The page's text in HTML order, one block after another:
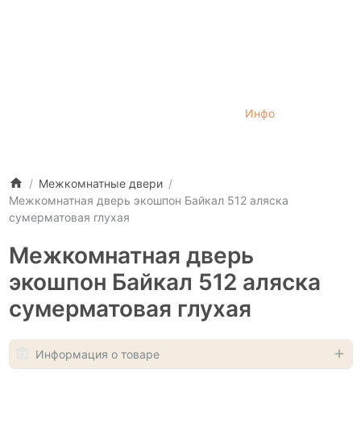
Инфо
Межкомнатные двери
Межкомнатная дверь экошпон Байкал 512 аляска
сумерматовая глухая
Межкомнатная дверь
экошпон Байкал 512 аляска
сумерматовая глухая
Информация о товаре